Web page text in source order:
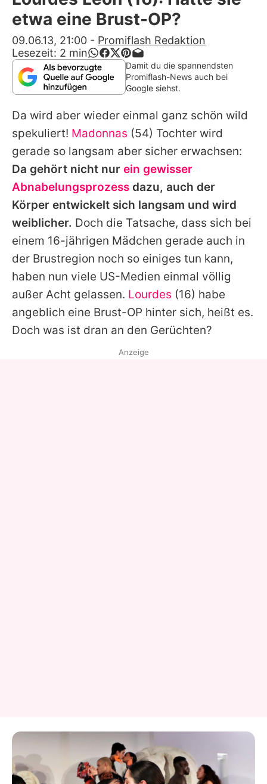
Alle Themen auf Promiflash
App runterladen
Team
Redaktionelle Richtlinien
Impressum
Datenschutzerklärung
Nutzungsbedingungen
Utiq verwalten
etwa eine Brust-OP?
09.06.13, 21:00 - Promiflash Redaktion
Lesezeit: 2 min
Damit du die spannendsten
Promiflash-News auch bei
Google siehst.
Da wird aber wieder einmal ganz schön wild
spekuliert! Madonnas (54) Tochter wird
gerade so langsam aber sicher erwachsen:
Da gehört nicht nur ein gewisser
Abnabelungsprozess dazu, auch der
Körper entwickelt sich langsam und wird
weiblicher. Doch die Tatsache, dass sich bei
einem 16-jährigen Mädchen gerade auch in
der Brustregion noch so einiges tun kann,
haben nun viele US-Medien einmal völlig
außer Acht gelassen. Lourdes (16) habe
angeblich eine Brust-OP hinter sich, heißt es.
Doch was ist dran an den Gerüchten?
Anzeige